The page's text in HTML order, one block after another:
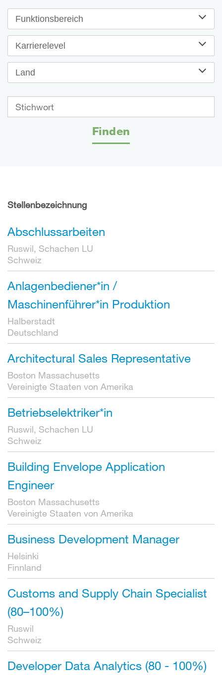
Funktionsbereich
Karrierelevel
Land
Finden
Stellenbezeichnung
Abschlussarbeiten
Ruswil, Schachen LU
Schweiz
Anlagenbediener*in /
Maschinenführer*in Produktion
Halberstadt
Deutschland
Architectural Sales Representative
Boston Massachusetts
Vereinigte Staaten von Amerika
Betriebselektriker*in
Ruswil, Schachen LU
Schweiz
Building Envelope Application
Engineer
Boston Massachusetts
Vereinigte Staaten von Amerika
Business Development Manager
Helsinki
Finnland
Customs and Supply Chain Specialist
(80–100%)
Ruswil
Schweiz
Developer Data Analytics (80 - 100%)